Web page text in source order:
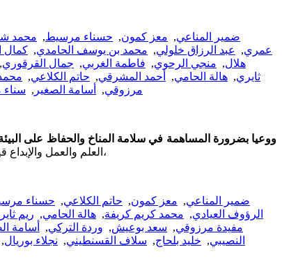
ضمير المناعي, معز كمون, حسناء مرسيط, محمد
عمري, عبد الرزاق خلولي, محمد بن يوسف الحامدي, كمال
هلال, منجي الرحوي, فاطمة الغربي, جمال القرقوري,
ثايري, هالة الحامي, أحمد المشرقي, حاتم الكلاعي,
مرزوقي, أسامة الصغير ,
ووعيا بضرورة المساهمة في سلامة المناخ والحفاظ على
العلم والعمل والإبداع قيم إنسانية سامية، ساعيا إلى الريادة، متطلعا إلى الإضافة الحضارية، وذلك على أساس استقلال القرار الوطني، والسلم العالمية، والتضامن الإنساني،
ضمير المناعي, معز كمون, حاتم الكلاعي, حسناء
الرؤوف العيادي, محمد كريم كريفة, هالة الحامي, ريم
مفيدة مرزوقي, سعد بوعيش, وردة التركي, أسامة
النصيبي, خليد بلحاج, سلاف القسنطيني, نجلاء بوريال,